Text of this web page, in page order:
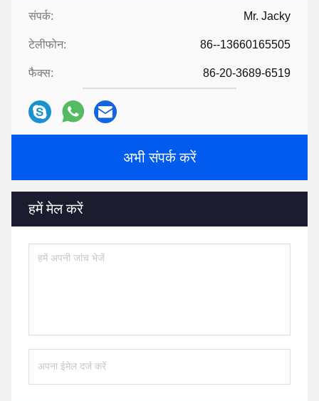
संपर्क: Mr. Jacky
टेलीफोन: 86--13660165505
फैक्स: 86-20-3689-6519
अभी संपर्क करें
हमें मेल करें